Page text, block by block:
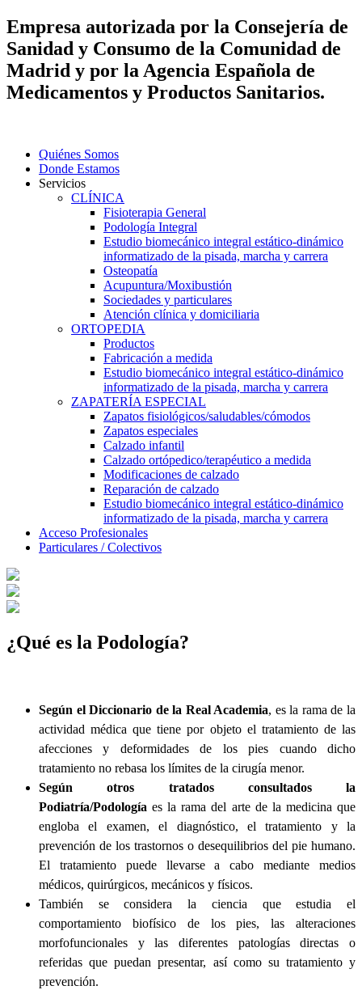
Empresa autorizada por la Consejería de
Sanidad y Consumo de la Comunidad de
Madrid y por la Agencia Española de
Medicamentos y Productos Sanitarios.
Quiénes Somos
Donde Estamos
Servicios
CLÍNICA
Fisioterapia General
Podología Integral
Estudio biomecánico integral estático-dinámico
informatizado de la pisada, marcha y carrera
Osteopatía
Acupuntura/Moxibustión
Sociedades y particulares
Atención clínica y domiciliaria
ORTOPEDIA
Productos
Fabricación a medida
Estudio biomecánico integral estático-dinámico
informatizado de la pisada, marcha y carrera
ZAPATERÍA ESPECIAL
Zapatos fisiológicos/saludables/cómodos
Zapatos especiales
Calzado infantil
Calzado ortópedico/terapéutico a medida
Modificaciones de calzado
Reparación de calzado
Estudio biomecánico integral estático-dinámico
informatizado de la pisada, marcha y carrera
Acceso Profesionales
Particulares / Colectivos
¿Qué es la Podología?
Según el Diccionario de la Real Academia, es la rama de la
actividad médica que tiene por objeto el tratamiento de las
afecciones y deformidades de los pies cuando dicho
tratamiento no rebasa los límites de la cirugía menor.
Según otros tratados consultados la
Podiatría/Podología es la rama del arte de la medicina que
engloba el examen, el diagnóstico, el tratamiento y la
prevención de los trastornos o desequilibrios del pie humano.
El tratamiento puede llevarse a cabo mediante medios
médicos, quirúrgicos, mecánicos y físicos.
También se considera la ciencia que estudia el
comportamiento biofísico de los pies, las alteraciones
morfofuncionales y las diferentes patologías directas o
referidas que puedan presentar, así como su tratamiento y
prevención.